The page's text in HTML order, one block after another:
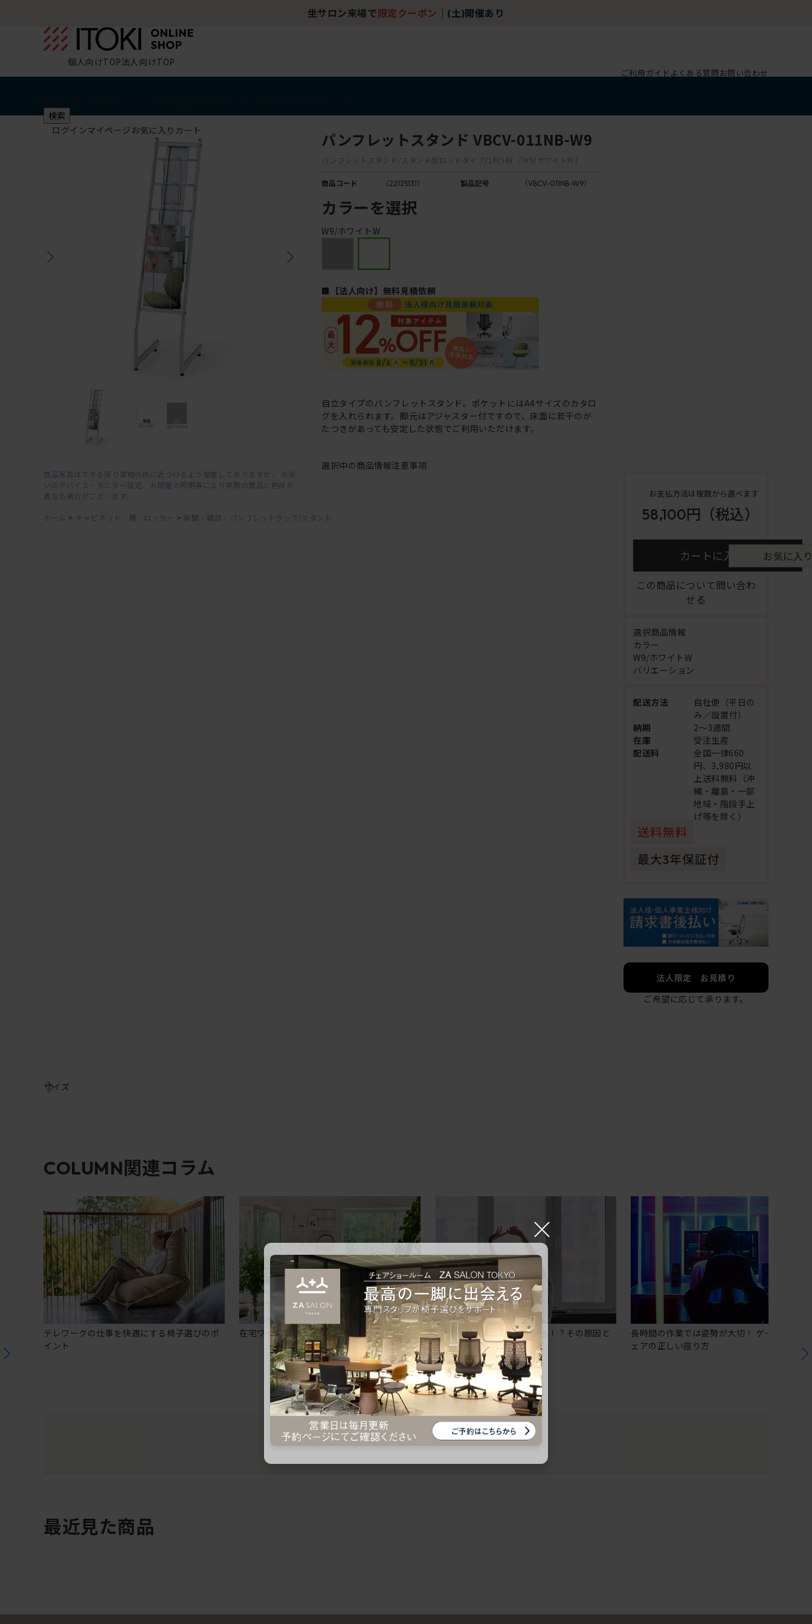
坐サロン来場で 限定クーポン (土)開催あり
個人向けTOP法人向けTOP
ご利用ガイド よくある質問お問い合わせ
検索
ログインマイページ お気に入り カート
商品写真はできる限り実物の色に近づけるよう徹底しておりますが、 お使
いのデバイス・モニター設定、お部屋の照明等により実際の商品と色味が
異なる場合がございます。
ホーム > キャビネット、棚、ロッカー > 新聞・雑誌・パンフレットラック/スタンド
パンフレットスタンド VBCV-011NB-W9
パンフレットスタンド/スタンド型ロッドタイプ/1列5段 ［W9/ホワイトW］
商品コード （22125131） 製品記号 （VBCV-011NB-W9）
カラーを選択
W9/ホワイトW
■【法人向け】無料見積依頼
自立タイプのパンフレットスタンド。ポケットにはA4サイズのカタロ
グを入れられます。脚元はアジャスター付ですので、床面に若干のが
たつきがあっても安定した状態でご利用いただけます。
選択中の商品情報注意事項
お支払方法は複数から選べます
58,100円 （税込）
カートに入れる お気に入
この商品について問い合わ
せる
選択商品情報
カラー
W9/ホワイトW
バリエーション
配送方法
自社便（平日の
み／設置付）
納期
2～3週間
在庫
受注生産
配送料
全国一律660
円、3,980円以
上送料無料（沖
縄・離島・一部
地域・階段手上
げ等を除く）
法人限定 お見積り
ご希望に応じて承ります。
サイズ
COLUMN関連コラム
テレワークの仕事を快適にする椅子選びのポ
イント
在宅ワークにおすすめのオフィスチェア5選
椅子に座っているのに疲れる！？その原因と
疲れにくいチェアの選び方
長時間の作業では姿勢が大切！ ゲーミングチ
ェアの正しい座り方
最近見た商品
×